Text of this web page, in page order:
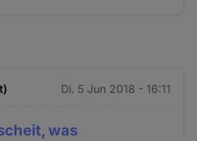
Di. 5 Jun 2018 - 16:11
was